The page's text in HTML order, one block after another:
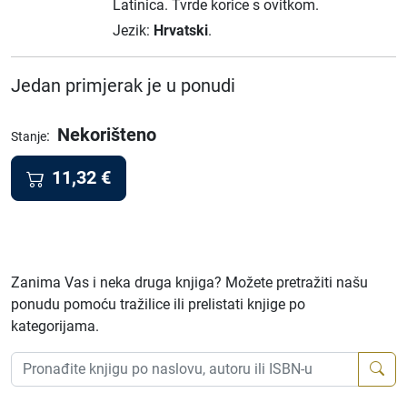
Latinica. Tvrde korice s ovitkom.
Jezik: Hrvatski.
Jedan primjerak je u ponudi
Stanje: Nekorišteno
11,32 €
Zanima Vas i neka druga knjiga? Možete pretražiti našu
ponudu pomoću tražilice ili prelistati knjige po
kategorijama.